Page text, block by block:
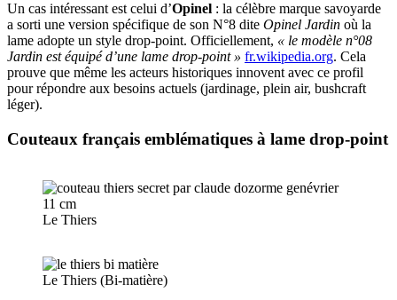
Un cas intéressant est celui d’Opinel : la célèbre marque savoyarde
a sorti une version spécifique de son N°8 dite Opinel Jardin où la
lame adopte un style drop-point​. Officiellement, « le modèle n°08
Jardin est équipé d’une lame drop-point » fr.wikipedia.org. Cela
prouve que même les acteurs historiques innovent avec ce profil
pour répondre aux besoins actuels (jardinage, plein air, bushcraft
léger).
Couteaux français emblématiques à lame drop-point
Le Thiers
Le Thiers (Bi-matière)